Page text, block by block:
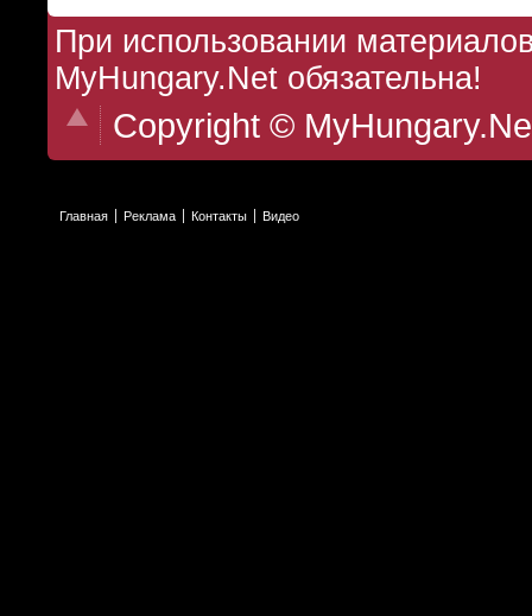
При использовании
MyHungary.Net обязательна!
Copyright ©
Главная Реклама Контакты Видео